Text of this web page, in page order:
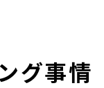
グ事情